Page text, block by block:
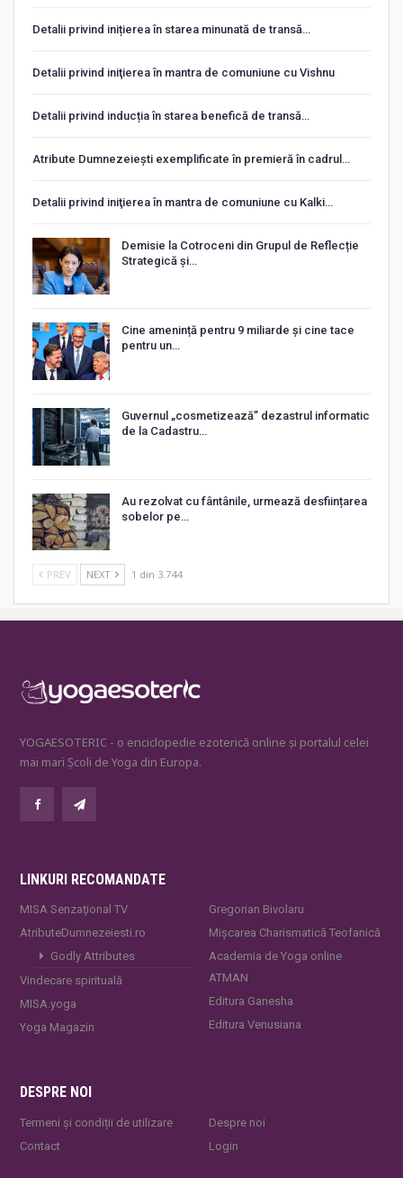
Detalii privind inițierea în starea minunată de transă…
Detalii privind iniţierea în mantra de comuniune cu Vishnu
Detalii privind inducția în starea benefică de transă…
Atribute Dumnezeiești exemplificate în premieră în cadrul…
Detalii privind iniţierea în mantra de comuniune cu Kalki…
Demisie la Cotroceni din Grupul de Reflecție
Strategică și…
Cine amenință pentru 9 miliarde și cine tace
pentru un…
Guvernul „cosmetizează” dezastrul informatic
de la Cadastru…
Au rezolvat cu fântânile, urmează desființarea
sobelor pe…
PREV NEXT 1 din 3.744
YOGAESOTERIC - o enciclopedie ezoterică online și portalul celei
mai mari Școli de Yoga din Europa.
LINKURI RECOMANDATE
MISA Senzaţional TV
AtributeDumnezeiesti.ro
Godly Attributes
Vindecare spirituală
MISA.yoga
Yoga Magazin
Gregorian Bivolaru
Mișcarea Charismatică Teofanică
Academia de Yoga online
ATMAN
Editura Ganesha
Editura Venusiana
DESPRE NOI
Termeni și condiții de utilizare
Contact
Despre noi
Login